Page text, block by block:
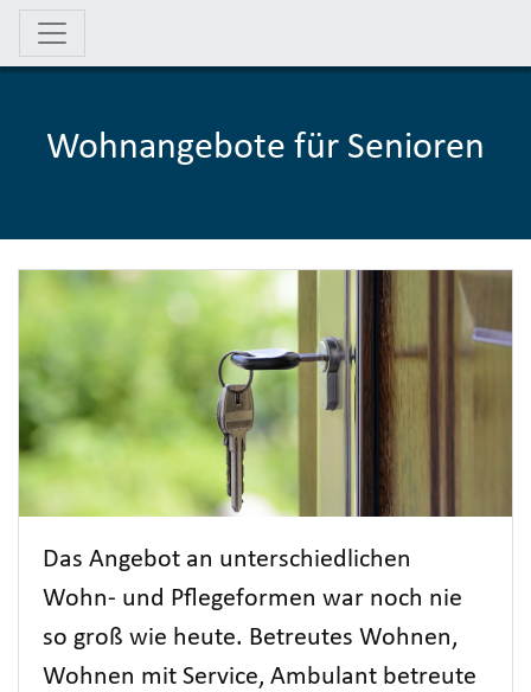
Wohnangebote für Senioren
Das Angebot an unterschiedlichen
Wohn- und Pflegeformen war noch nie
so groß wie heute. Betreutes Wohnen,
Wohnen mit Service, Ambulant betreute